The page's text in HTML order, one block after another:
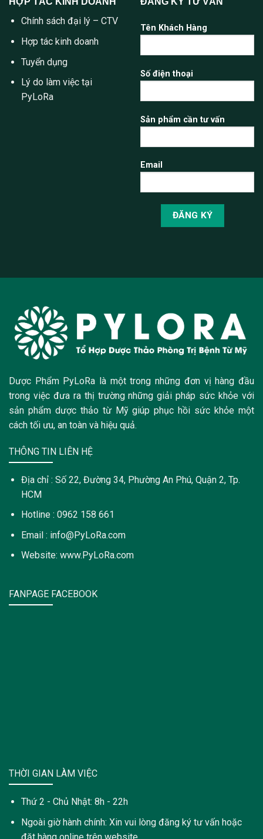
Chính sách đại lý – CTV
Hợp tác kinh doanh
Tuyển dụng
Lý do làm việc tại
PyLoRa
Tên Khách Hàng
Số điện thoại
Sản phẩm cần tư vấn
Email
Dược Phẩm PyLoRa là một trong những đơn vị hàng đầu
trong việc đưa ra thị trường những giải pháp sức khỏe với
sản phẩm dược thảo từ Mỹ giúp phục hồi sức khỏe một
cách tối ưu, an toàn và hiệu quả.
THÔNG TIN LIÊN HỆ
Địa chỉ : Số 22, Đường 34, Phường An Phú, Quận 2, Tp.
HCM
Hotline : 0962 158 661
Email : info@PyLoRa.com
Website: www.PyLoRa.com
FANPAGE FACEBOOK
THỜI GIAN LÀM VIỆC
Thứ 2 - Chủ Nhật: 8h - 22h
Ngoài giờ hành chính: Xin vui lòng đăng ký tư vấn hoặc